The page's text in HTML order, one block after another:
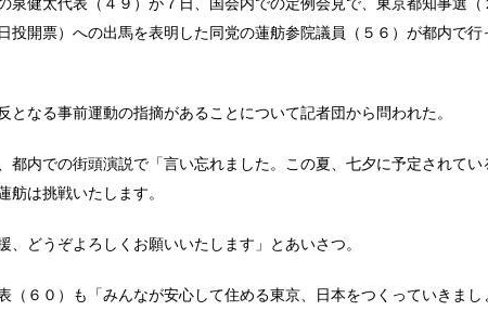
投開票）への出馬を表明した同党の蓮舫参院議員（５６）が都内で行
となる事前運動の指摘があることについて記者団から問われた。
都内での街頭演説で「言い忘れました。この夏、七夕に予定されてい
舫は挑戦いたします。
、どうぞよろしくお願いいたします」とあいさつ。
（６０）も「みんなが安心して住める東京、日本をつくっていきまし